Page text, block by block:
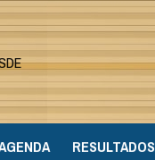
RESULTADOS